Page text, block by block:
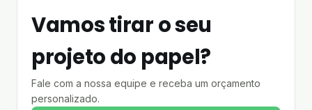
Vamos tirar o seu
projeto do papel?
Fale com a nossa equipe e receba um orçamento
personalizado.